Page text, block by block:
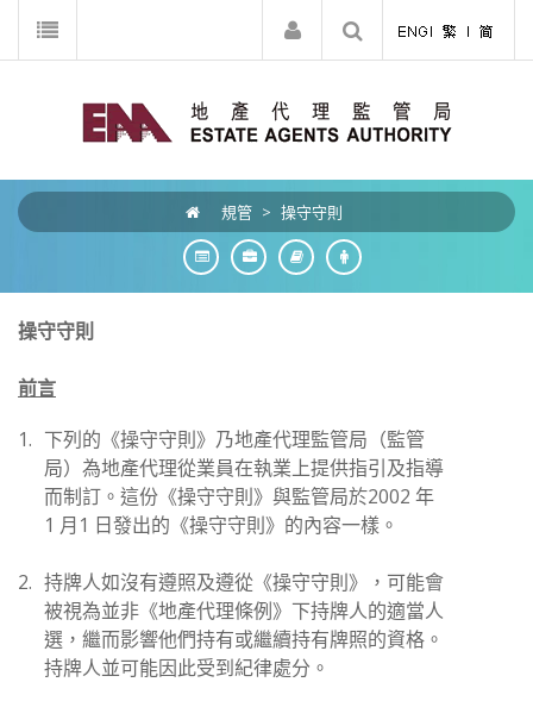
規管 > 操守守則
操守守則
前言
1. 下列的《操守守則》乃地產代理監管局（監管
局）為地產代理從業員在執業上提供指引及指導
而制訂。這份《操守守則》與監管局於2002 年
1 月1 日發出的《操守守則》的內容一樣。
2. 持牌人如沒有遵照及遵從《操守守則》，可能會
被視為並非《地產代理條例》下持牌人的適當人
選，繼而影響他們持有或繼續持有牌照的資格。
持牌人並可能因此受到紀律處分。